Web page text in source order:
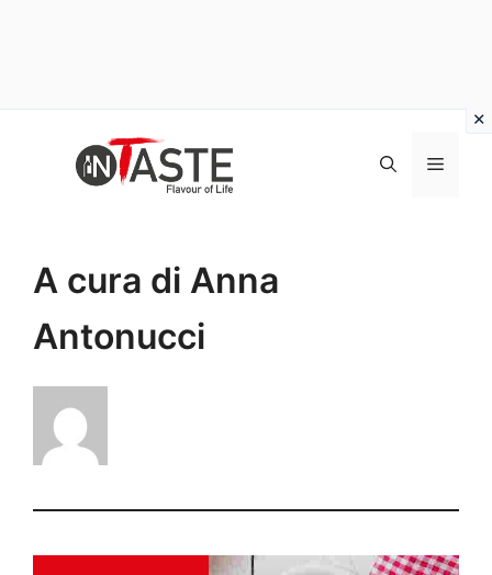
Menu
A cura di Anna
Antonucci